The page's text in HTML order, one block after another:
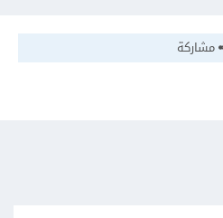
مشاركة